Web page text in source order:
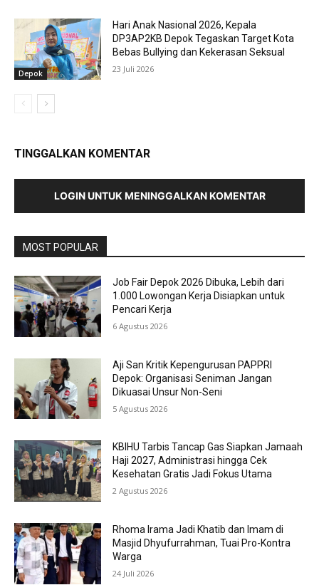
Depok
Hari Anak Nasional 2026, Kepala
DP3AP2KB Depok Tegaskan Target Kota
Bebas Bullying dan Kekerasan Seksual
23 Juli 2026
TINGGALKAN KOMENTAR
LOGIN UNTUK MENINGGALKAN KOMENTAR
MOST POPULAR
Job Fair Depok 2026 Dibuka, Lebih dari
1.000 Lowongan Kerja Disiapkan untuk
Pencari Kerja
6 Agustus 2026
Aji San Kritik Kepengurusan PAPPRI
Depok: Organisasi Seniman Jangan
Dikuasai Unsur Non-Seni
5 Agustus 2026
KBIHU Tarbis Tancap Gas Siapkan Jamaah
Haji 2027, Administrasi hingga Cek
Kesehatan Gratis Jadi Fokus Utama
2 Agustus 2026
Rhoma Irama Jadi Khatib dan Imam di
Masjid Dhyufurrahman, Tuai Pro-Kontra
Warga
24 Juli 2026